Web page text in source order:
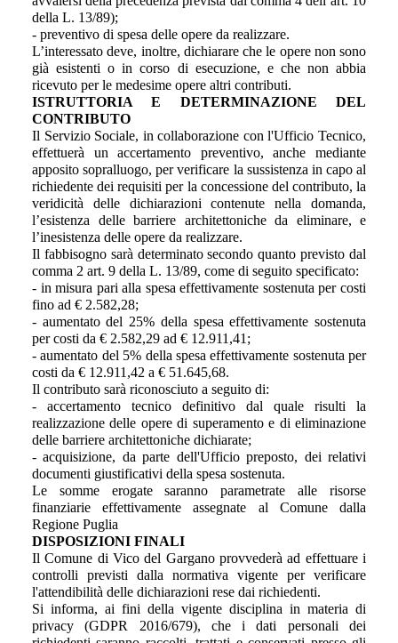
della L. 13/89);
- preventivo di spesa delle opere da realizzare.
L’interessato deve, inoltre, dichiarare che le opere non sono
già esistenti o in corso di esecuzione, e che non abbia
ricevuto per le medesime opere altri contributi.
ISTRUTTORIA E DETERMINAZIONE DEL
CONTRIBUTO
Il Servizio Sociale, in collaborazione con l'Ufficio Tecnico,
effettuerà un accertamento preventivo, anche mediante
apposito sopralluogo, per verificare la sussistenza in capo al
richiedente dei requisiti per la concessione del contributo, la
veridicità delle dichiarazioni contenute nella domanda,
l’esistenza delle barriere architettoniche da eliminare, e
l’inesistenza delle opere da realizzare.
Il fabbisogno sarà determinato secondo quanto previsto dal
comma 2 art. 9 della L. 13/89, come di seguito specificato:
- in misura pari alla spesa effettivamente sostenuta per costi
fino ad € 2.582,28;
- aumentato del 25% della spesa effettivamente sostenuta
per costi da € 2.582,29 ad € 12.911,41;
- aumentato del 5% della spesa effettivamente sostenuta per
costi da € 12.911,42 a € 51.645,68.
Il contributo sarà riconosciuto a seguito di:
- accertamento tecnico definitivo dal quale risulti la
realizzazione delle opere di superamento e di eliminazione
delle barriere architettoniche dichiarate;
- acquisizione, da parte dell'Ufficio preposto, dei relativi
documenti giustificativi della spesa sostenuta.
Le somme erogate saranno parametrate alle risorse
finanziarie effettivamente assegnate al Comune dalla
Regione Puglia
DISPOSIZIONI FINALI
Il Comune di Vico del Gargano provvederà ad effettuare i
controlli previsti dalla normativa vigente per verificare
l'attendibilità delle dichiarazioni rese dai richiedenti.
Si informa, ai fini della vigente disciplina in materia di
privacy (GDPR 2016/679), che i dati personali dei